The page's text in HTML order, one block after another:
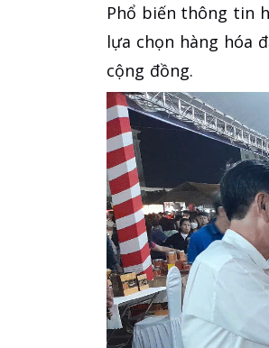
Phổ biến thông tin
lựa chọn hàng hóa
cộng đồng.